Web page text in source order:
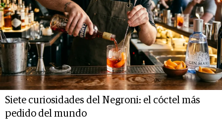
Siete curiosidades del Negroni: el cóctel más
pedido del mundo